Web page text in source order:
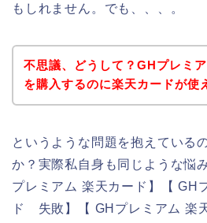
もしれません。でも、、、。
不思議、どうして？GHプレミ
を購入するのに楽天カードが使
というような問題を抱えている
か？実際私自身も同じような悩
プレミアム 楽天カード】【 GH
ド 失敗】【 GHプレミアム 楽